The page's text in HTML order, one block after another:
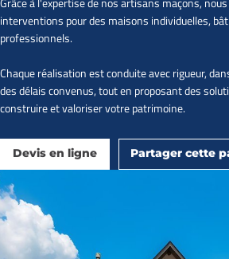
interventions pour des maisons individuelles,
professionnels.
Chaque réalisation est conduite avec rigueur,
des délais convenus, tout en proposant des
construire et valoriser votre patrimoine.
Devis en ligne Partager cette